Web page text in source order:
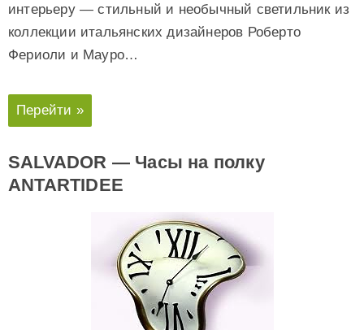
интерьеру — стильный и необычный светильник из
коллекции итальянских дизайнеров Роберто
Фериоли и Мауро…
Перейти »
SALVADOR — Часы на полку
ANTARTIDEE